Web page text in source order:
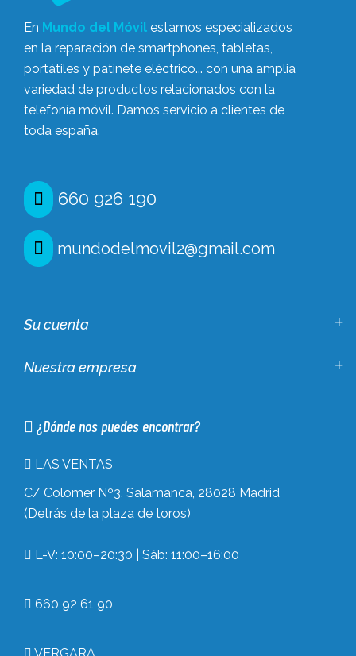
En Mundo del Móvil estamos especializados
en la reparación de smartphones, tabletas,
portátiles y patinete eléctrico... con una amplia
variedad de productos relacionados con la
telefonía móvil. Damos servicio a clientes de
toda españa.
660 926 190
mundodelmovil2@gmail.com
Su cuenta
Nuestra empresa
¿Dónde nos puedes encontrar?
LAS VENTAS
C/ Colomer Nº3, Salamanca, 28028 Madrid
(Detrás de la plaza de toros)
L-V: 10:00–20:30 | Sáb: 11:00–16:00
660 92 61 90
VERGARA